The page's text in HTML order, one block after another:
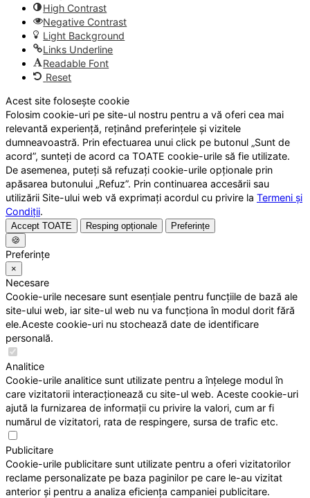
High Contrast
Negative Contrast
Light Background
Links Underline
Readable Font
Reset
Acest site folosește cookie
Folosim cookie-uri pe site-ul nostru pentru a vă oferi cea mai
relevantă experiență, reținând preferințele și vizitele
dumneavoastră. Prin efectuarea unui click pe butonul „Sunt de
acord”, sunteți de acord ca TOATE cookie-urile să fie utilizate.
De asemenea, puteți să refuzați cookie-urile opționale prin
apăsarea butonului „Refuz”. Prin continuarea accesării sau
utilizării Site-ului web vă exprimați acordul cu privire la Termeni și
Condiții.
Accept TOATE Resping opționale
Preferințe
🍪
Preferințe
×
Necesare
Cookie-urile necesare sunt esențiale pentru funcțiile de bază ale
site-ului web, iar site-ul web nu va funcționa în modul dorit fără
ele.Aceste cookie-uri nu stochează date de identificare
personală.
Analitice
Cookie-urile analitice sunt utilizate pentru a înțelege modul în
care vizitatorii interacționează cu site-ul web. Aceste cookie-uri
ajută la furnizarea de informații cu privire la valori, cum ar fi
numărul de vizitatori, rata de respingere, sursa de trafic etc.
Publicitare
Cookie-urile publicitare sunt utilizate pentru a oferi vizitatorilor
reclame personalizate pe baza paginilor pe care le-au vizitat
anterior și pentru a analiza eficiența campaniei publicitare.